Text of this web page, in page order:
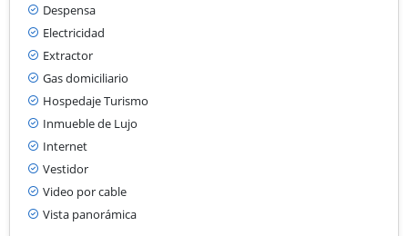
Despensa
Electricidad
Extractor
Gas domiciliario
Hospedaje Turismo
Inmueble de Lujo
Internet
Vestidor
Video por cable
Vista panorámica